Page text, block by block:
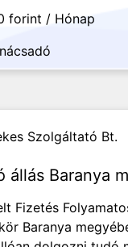
forint / Hónap
Szolgáltató Bt.
állás Baranya
Fizetés
Baranya